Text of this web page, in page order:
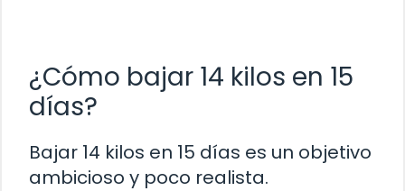
¿Cómo bajar 14 kilos en 15
días?
Bajar 14 kilos en 15 días es un objetivo
ambicioso y poco realista.